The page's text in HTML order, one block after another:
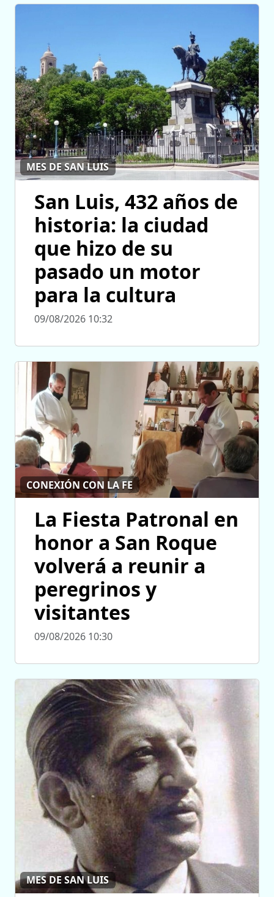
MES DE SAN LUIS
San Luis, 432 años de
historia: la ciudad
que hizo de su
pasado un motor
para la cultura
09/08/2026 10:32
CONEXIÓN CON LA FE
La Fiesta Patronal en
honor a San Roque
volverá a reunir a
peregrinos y
visitantes
09/08/2026 10:30
MES DE SAN LUIS